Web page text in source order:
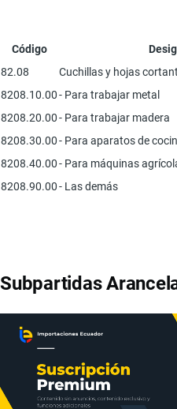
Código
82.08
Cuchillas y hojas
8208.10.00- Para trabajar metal
8208.20.00- Para trabajar madera
8208.30.00- Para aparatos de
8208.40.00- Para máquinas
8208.90.00- Las demás
Subpartidas